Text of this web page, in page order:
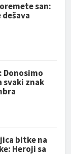
san:
Donosimo
svaki znak
bitke na
Heroji sa